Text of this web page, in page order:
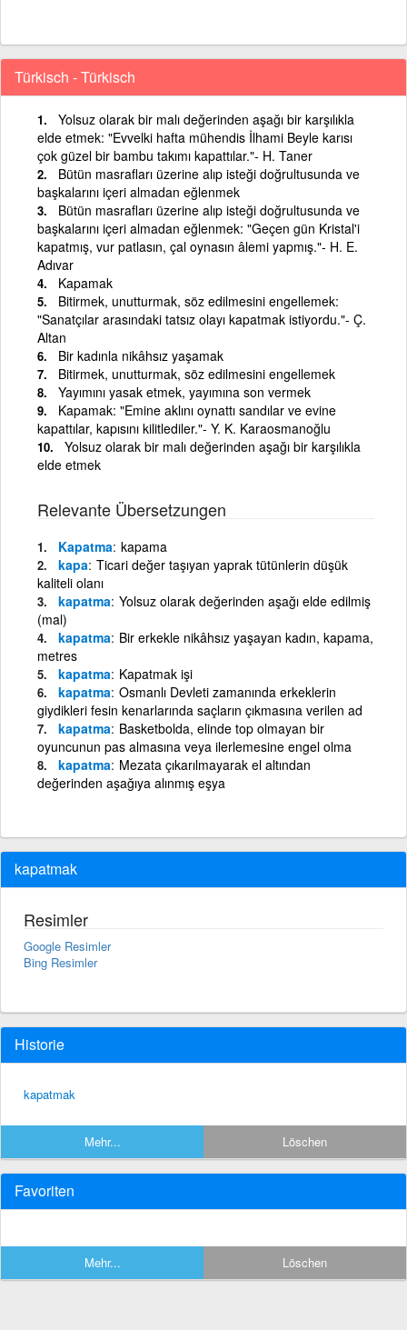
Türkisch - Türkisch
Yolsuz olarak bir malı değerinden aşağı bir karşılıkla
elde etmek: "Evvelki hafta mühendis İlhami Beyle karısı
çok güzel bir bambu takımı kapattılar."- H. Taner
Bütün masrafları üzerine alıp isteği doğrultusunda ve
başkalarını içeri almadan eğlenmek
Bütün masrafları üzerine alıp isteği doğrultusunda ve
başkalarını içeri almadan eğlenmek: "Geçen gün Kristal'i
kapatmış, vur patlasın, çal oynasın âlemi yapmış."- H. E.
Adıvar
Kapamak
Bitirmek, unutturmak, söz edilmesini engellemek:
"Sanatçılar arasındaki tatsız olayı kapatmak istiyordu."- Ç.
Altan
Bir kadınla nikâhsız yaşamak
Bitirmek, unutturmak, söz edilmesini engellemek
Yayımını yasak etmek, yayımına son vermek
Kapamak: "Emine aklını oynattı sandılar ve evine
kapattılar, kapısını kilitlediler."- Y. K. Karaosmanoğlu
Yolsuz olarak bir malı değerinden aşağı bir karşılıkla
elde etmek
Relevante Übersetzungen
Kapatma kapama
kapa Ticari değer taşıyan yaprak tütünlerin düşük
kaliteli olanı
kapatma Yolsuz olarak değerinden aşağı elde edilmiş
(mal)
kapatma Bir erkekle nikâhsız yaşayan kadın, kapama,
metres
kapatma Kapatmak işi
kapatma Osmanlı Devleti zamanında erkeklerin
giydikleri fesin kenarlarında saçların çıkmasına verilen ad
kapatma Basketbolda, elinde top olmayan bir
oyuncunun pas almasına veya ilerlemesine engel olma
kapatma Mezata çıkarılmayarak el altından
değerinden aşağıya alınmış eşya
kapatmak
Resimler
Google Resimler
Bing Resimler
Historie
kapatmak
Mehr... Löschen
Favoriten
Mehr... Löschen